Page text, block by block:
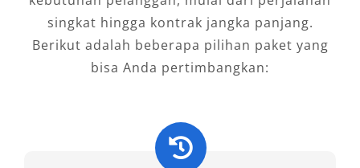
Fasilitas Unggulan Sewa Mobil
Jombang
menawarkan fasilitas berikut :
Armada terawat dan rutin diservis
singkat hingga kontrak jangka panjang.
Berikut adalah beberapa pilihan paket yang
bisa Anda pertimbangkan: